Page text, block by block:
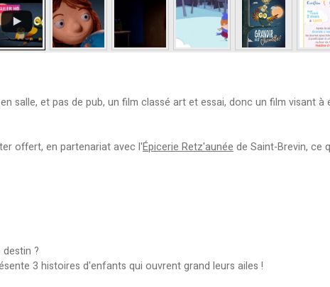
salle, et pas de pub, un film classé art et essai, donc un film visant
offert, en partenariat avec l'Épicerie Retz'aunée de Saint-Brevin, ce
?
3 histoires d'enfants qui ouvrent grand leurs ailes !